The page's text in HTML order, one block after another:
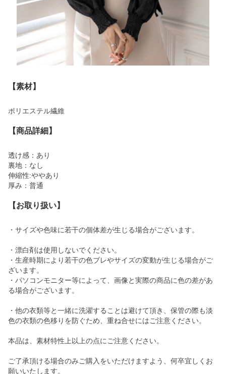
【素材】
ポリエステル繊維
【商品詳細】
透け感：あり
裏地：なし
伸縮性:ややあり
厚み：普通
【お取り扱い】
・サイズや色味に若干の個体差が生じる場合がございます。
・漂白剤は使用しないでください。
・生産時期により若干の色ブレやサイズの変動が生じる場合がご
ざいます。
・パソコンモニター等によって、画像と実際の商品に色の差があ
る場合がございます。
・他の衣類等と一緒に洗濯することは避けて頂き、保管の際も淡
色の衣類の色移りを防ぐため、重ね合せにはご注意ください。
本品は、素材特性上以上の点にご注意ください。
ご了承頂ける場合のみご購入をいただけますよう、何卒宜しくお
願いいたします。